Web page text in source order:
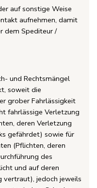
auf sonstige Weise
aufnehmen, damit
dem Spediteur /
und Rechtsmängel
soweit die
grober Fahrlässigkeit
fahrlässige Verletzung
deren Verletzung
gefährdet) sowie für
(Pflichten, deren
des
und auf deren
vertraut), jedoch jeweils